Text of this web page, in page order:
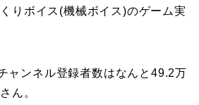
りボイス(機械ボイス)のゲーム実
ャンネル登録者数はなんと49.2万
ん。